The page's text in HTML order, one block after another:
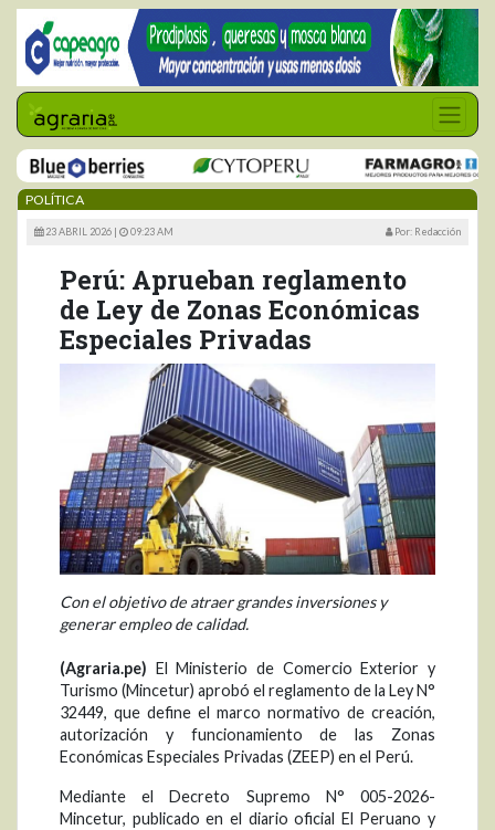
POLÍTICA
23 ABRIL 2026 | 09:23 AM Por: Redacción
Perú: Aprueban reglamento
de Ley de Zonas Económicas
Especiales Privadas
Con el objetivo de atraer grandes inversiones y
generar empleo de calidad.
(Agraria.pe) El Ministerio de Comercio Exterior y
Turismo (Mincetur) aprobó el reglamento de la Ley N°
32449, que define el marco normativo de creación,
autorización y funcionamiento de las Zonas
Económicas Especiales Privadas (ZEEP) en el Perú.
Mediante el Decreto Supremo N° 005-2026-
Mincetur, publicado en el diario oficial El Peruano y